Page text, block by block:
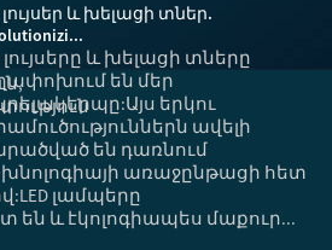
լույսեր և խելացի տներ.
լույսերը և խելացի տները
են մեր
երկու
ավելի
են դառնում
առաջընթացի հետ
լամպերը
են և էկոլոգիապես մաքուր...